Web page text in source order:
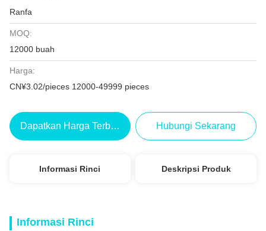
Ranfa
MOQ:
12000 buah
Harga:
CN¥3.02/pieces 12000-49999 pieces
Dapatkan Harga Terbaik Hubungi Sekarang
Informasi Rinci Deskripsi Produk
Informasi Rinci